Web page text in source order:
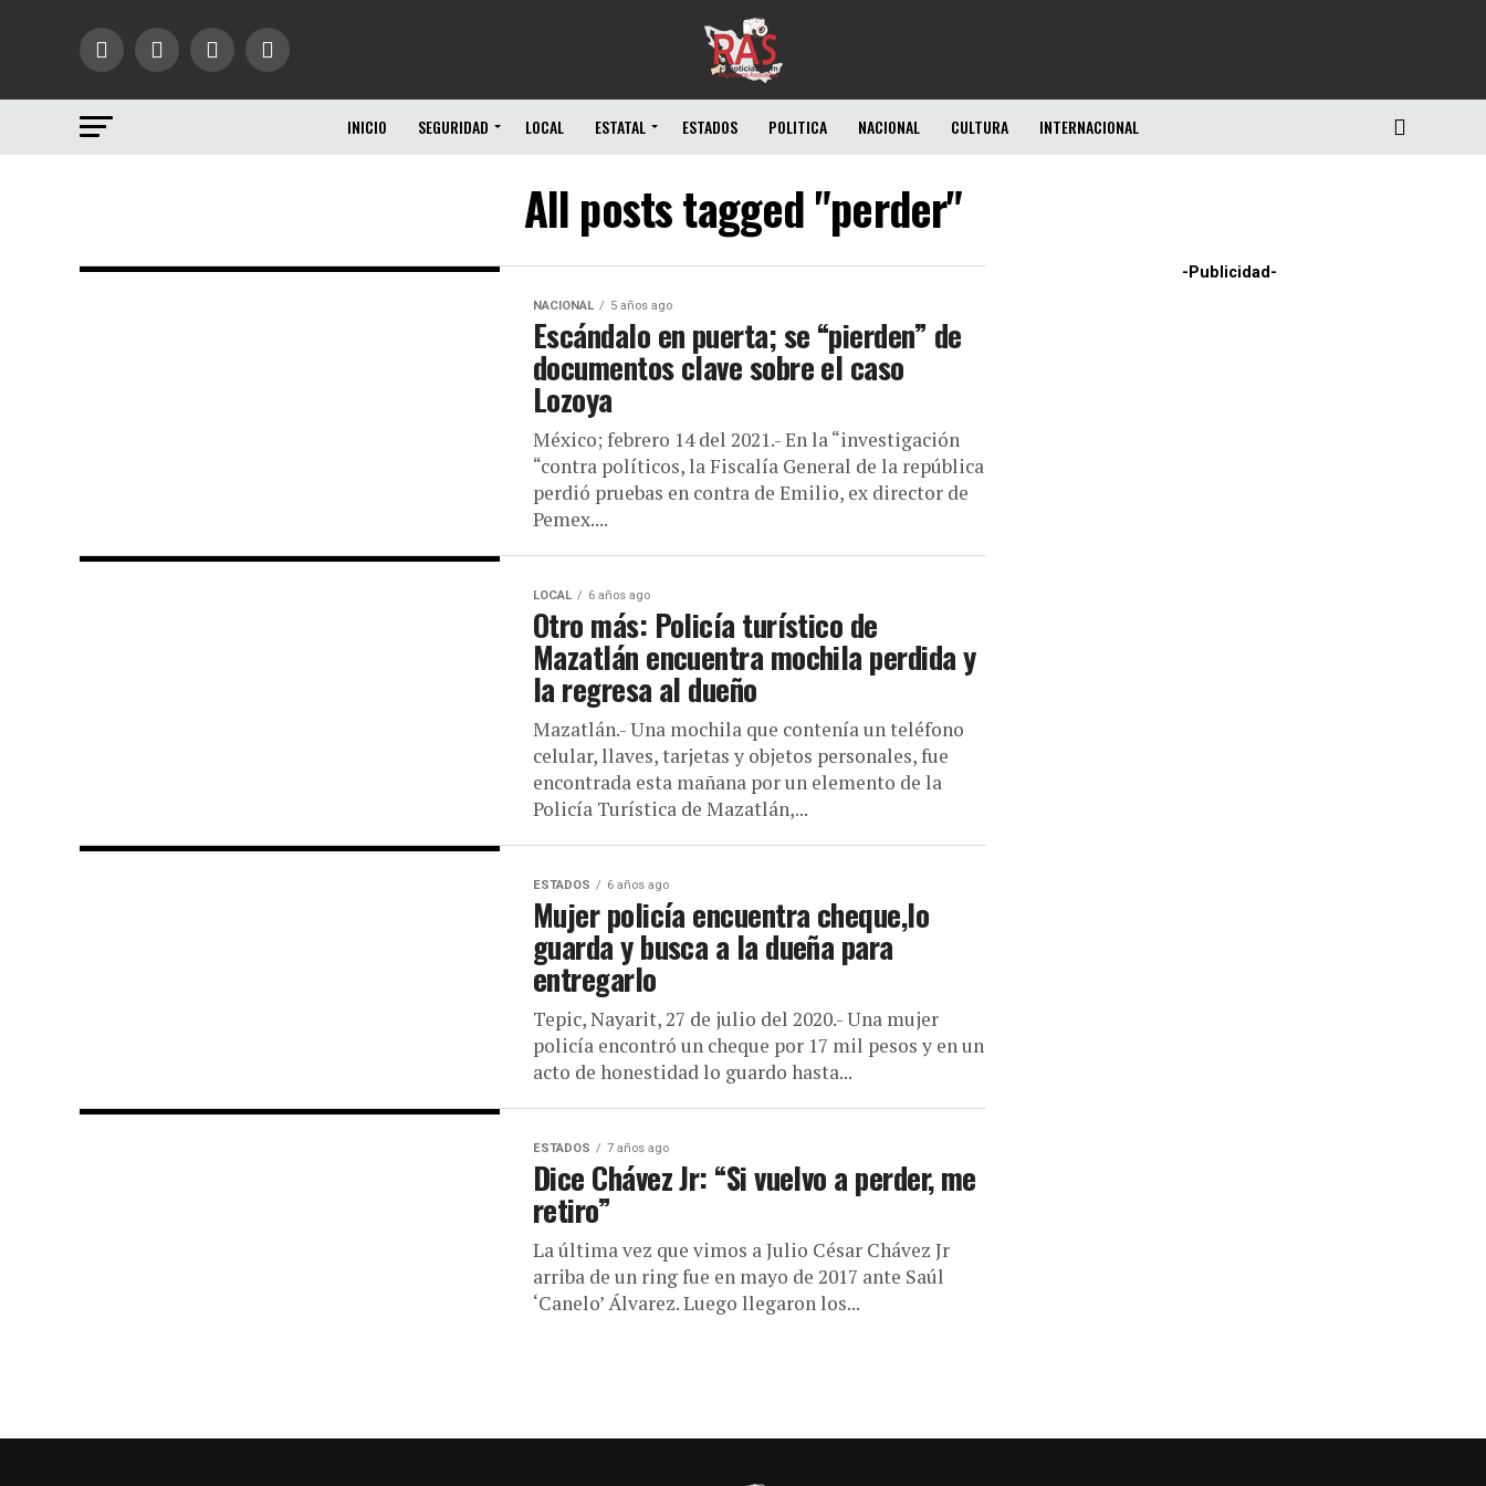
INICIO SEGURIDAD LOCAL ESTATAL ESTADOS POLITICA NACIONAL CULTURA INTERNACIONAL
All posts tagged "perder"
NACIONAL 5 años ago
Escándalo en puerta; se “pierden” de
documentos clave sobre el caso
Lozoya
México; febrero 14 del 2021.- En la “investigación
“contra políticos, la Fiscalía General de la república
perdió pruebas en contra de Emilio, ex director de
Pemex....
LOCAL 6 años ago
Otro más: Policía turístico de
Mazatlán encuentra mochila perdida y
la regresa al dueño
Mazatlán.- Una mochila que contenía un teléfono
celular, llaves, tarjetas y objetos personales, fue
encontrada esta mañana por un elemento de la
Policía Turística de Mazatlán,...
ESTADOS 6 años ago
Mujer policía encuentra cheque,lo
guarda y busca a la dueña para
entregarlo
Tepic, Nayarit, 27 de julio del 2020.- Una mujer
policía encontró un cheque por 17 mil pesos y en un
acto de honestidad lo guardo hasta...
ESTADOS 7 años ago
Dice Chávez Jr: “Si vuelvo a perder, me
retiro”
La última vez que vimos a Julio César Chávez Jr
arriba de un ring fue en mayo de 2017 ante Saúl
‘Canelo’ Álvarez. Luego llegaron los...
-Publicidad-